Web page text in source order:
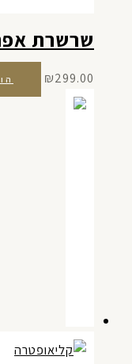
שרשרת
₪299.00